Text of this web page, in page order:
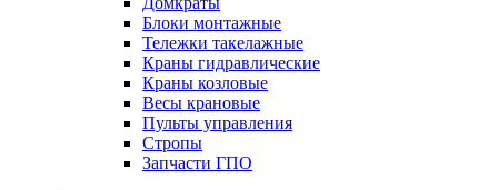
Блоки монтажные
Тележки такелажные
Краны гидравлические
Краны козловые
Весы крановые
Пульты управления
Стропы
Запчасти ГПО